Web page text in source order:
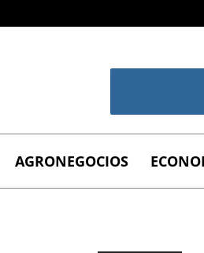
AGRONEGOCIOS